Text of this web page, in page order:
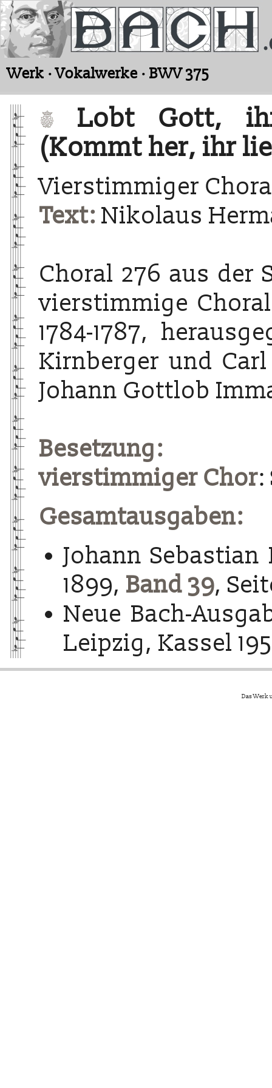
Werk · Vokalwerke · BWV 375
Lobt Gott,
(Kommt her, ihr
Vierstimmiger
Text: Nikolaus
Choral 276 aus der
vierstimmige
1784-1787,
Kirnberger und
Johann Gottlob
Besetzung:
vierstimmiger Chor:
Gesamtausgaben:
Johann Sebastian
1899, Band 39,
Neue Bach-
Leipzig, Kassel
Das Werk